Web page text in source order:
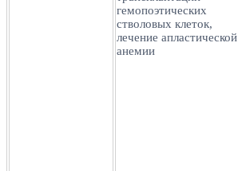
гемопоэтических
стволовых клеток,
лечение апластической
анемии